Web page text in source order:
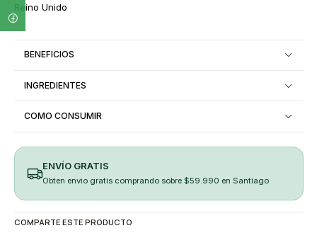
Reino Unido
BENEFICIOS
INGREDIENTES
COMO CONSUMIR
ENVÍO GRATIS
Obten envio gratis comprando sobre $59.990 en Santiago
COMPARTE ESTE PRODUCTO